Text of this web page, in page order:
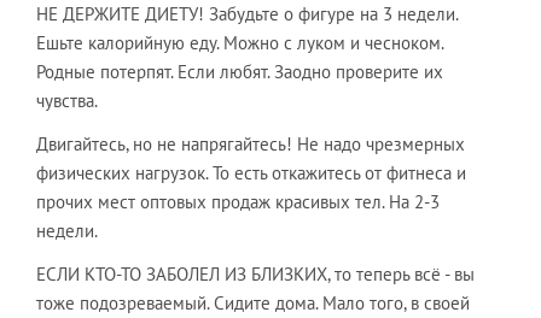
​НЕ ДЕРЖИТЕ ДИЕТУ! Забудьте о фигуре на 3 недели.
Ешьте калорийную еду. Можно с луком и чесноком.
Родные потерпят. Если любят. Заодно проверите их
чувства.
​Двигайтесь, но не напрягайтесь! Не надо чрезмерных
физических нагрузок. То есть откажитесь от фитнеса и
прочих мест оптовых продаж красивых тел. На 2-3
недели.
​ЕСЛИ КТО-ТО ЗАБОЛЕЛ ИЗ БЛИЗКИХ, то теперь всё - вы
тоже подозреваемый. Сидите дома. Мало того, в своей